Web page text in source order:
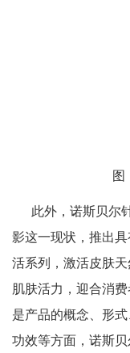
图
此外，诺斯贝尔
影这一现状，推出
活系列，激活皮肤
肌肤活力，迎合消
是产品的概念、形
功效等方面，诺斯